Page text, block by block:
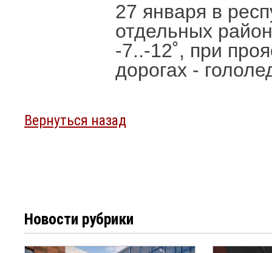
27 января в
отдельных
-7..-12˚, при
дорогах -
Вернуться назад
Новости рубрики